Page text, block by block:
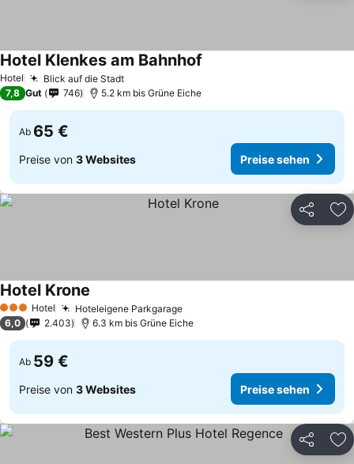
Hotel Blick auf die Stadt
Hotel Klenkes am Bahnhof
7,8 Gut 746 5.2 km bis Grüne Eiche
Ab 65 €
Preise von 3 Websites Preise sehen
Teilen
3 SterneHotel Hoteleigene Parkgarage
Hotel Krone
6,0 2.403 6.3 km bis Grüne Eiche
Ab 59 €
Preise von 3 Websites Preise sehen
Teilen